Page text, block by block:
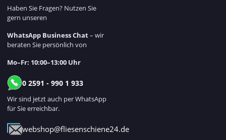
Haben Sie Fragen? Nutzen Sie
gern unseren
WhatsApp Business Chat– wir
beraten Sie persönlich von
Mo–Fr: 10:00–13:00 Uhr
0 2591 - 990 1 933
Wir sind jetzt auch per WhatsApp
für Sie erreichbar.
webshop@fliesenschiene24.de